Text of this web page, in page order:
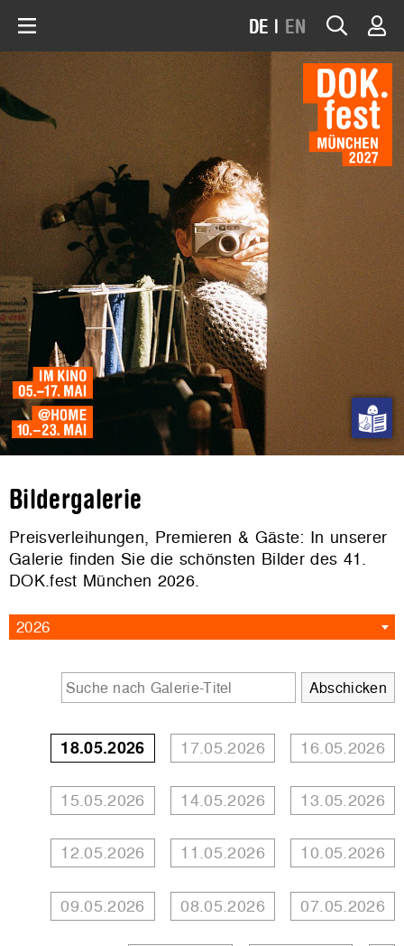
DE | EN
Bildergalerie
Preisverleihungen, Premieren & Gäste: In unserer
Galerie finden Sie die schönsten Bilder des 41.
DOK.fest München 2026.
2026
18.05.2026 17.05.2026 16.05.2026
15.05.2026 14.05.2026 13.05.2026
12.05.2026 11.05.2026 10.05.2026
09.05.2026 08.05.2026 07.05.2026